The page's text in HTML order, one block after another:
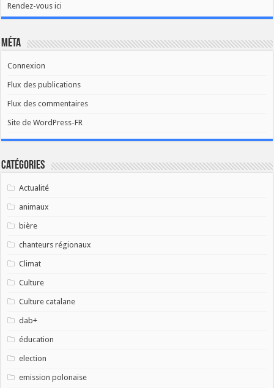
Rendez-vous ici
Méta
Connexion
Flux des publications
Flux des commentaires
Site de WordPress-FR
Catégories
Actualité
animaux
bière
chanteurs régionaux
Climat
Culture
Culture catalane
dab+
éducation
election
emission polonaise